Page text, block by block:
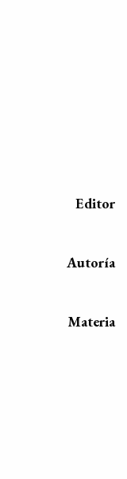
Editor
Autoría
Materia